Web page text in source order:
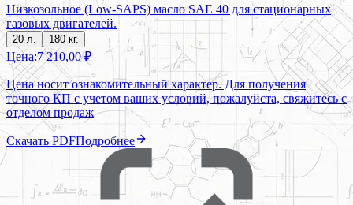
Низкозольное (Low-SAPS) масло SAE 40 для стационарных
газовых двигателей.
20 л. 180 кг.
Цена:7 210,00 ₽
Цена носит ознакомительный характер. Для получения
точного КП с учетом ваших условий, пожалуйста, свяжитесь с
отделом продаж
Скачать PDFПодробнее